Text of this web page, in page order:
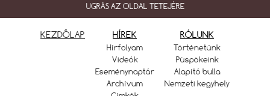
UGRÁS AZ OLDAL TETEJÉRE
KEZDŐLAP HÍREK
Hírfolyam
Videók
Eseménynaptár
Archívum
RÓLUNK
Történetünk
Püspökeink
Alapító bulla
Nemzeti kegyhely